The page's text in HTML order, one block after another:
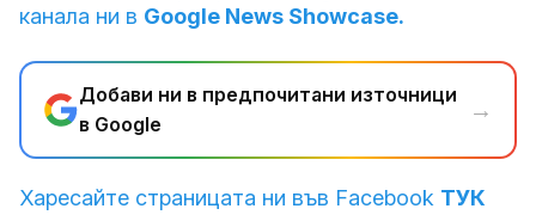
канала ни в Google News Showcase.
Добави ни в предпочитани източници
в Google
→
Харесайте страницата ни във Facebook ТУК